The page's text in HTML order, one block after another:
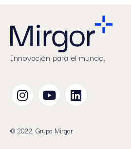
Innovación para el mundo.
© 2022, Grupo Mirgor